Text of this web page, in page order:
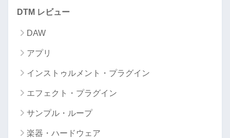
DTM レビュー
DAW
アプリ
インストゥルメント・プラグイン
エフェクト・プラグイン
サンプル・ループ
楽器・ハードウェア